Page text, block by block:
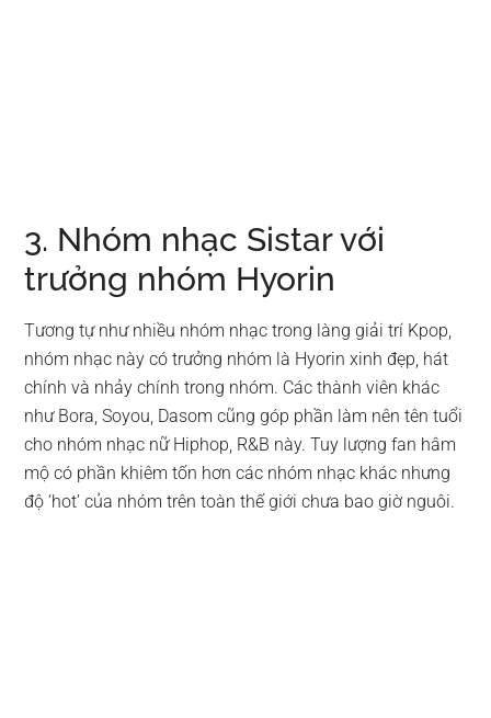
3. Nhóm nhạc Sistar với
trưởng nhóm Hyorin
Tương tự như nhiều nhóm nhạc trong làng giải trí Kpop,
nhóm nhạc này có trưởng nhóm là Hyorin xinh đẹp, hát
chính và nhảy chính trong nhóm. Các thành viên khác
như Bora, Soyou, Dasom cũng góp phần làm nên tên tuổi
cho nhóm nhạc nữ Hiphop, R&B này. Tuy lượng fan hâm
mộ có phần khiêm tốn hơn các nhóm nhạc khác nhưng
độ ‘hot’ của nhóm trên toàn thế giới chưa bao giờ nguôi.